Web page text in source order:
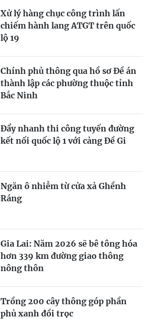
Xử lý hàng chục công trình lấn
chiếm hành lang ATGT trên quốc
lộ 19
Chính phủ thông qua hồ sơ Đề án
thành lập các phường thuộc tỉnh
Bắc Ninh
Đẩy nhanh thi công tuyến đường
kết nối quốc lộ 1 với cảng Đề Gi
Ngăn ô nhiễm từ cửa xả Ghềnh
Ráng
Gia Lai: Năm 2026 sẽ bê tông hóa
hơn 339 km đường giao thông
nông thôn
Trồng 200 cây thông góp phần
phủ xanh đồi trọc